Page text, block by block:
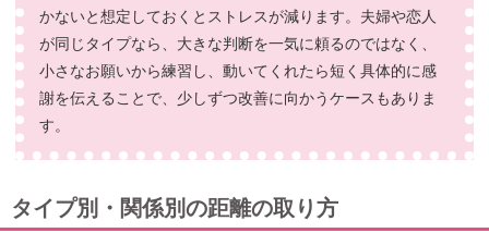
かないと想定しておくとストレスが減ります。夫婦や恋人
が同じタイプなら、大きな判断を一気に頼るのではなく、
小さなお願いから練習し、動いてくれたら短く具体的に感
謝を伝えることで、少しずつ改善に向かうケースもありま
す。
タイプ別・関係別の距離の取り方